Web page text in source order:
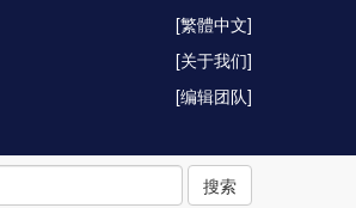
[繁體中文]
[关于我们]
[编辑团队]
搜索